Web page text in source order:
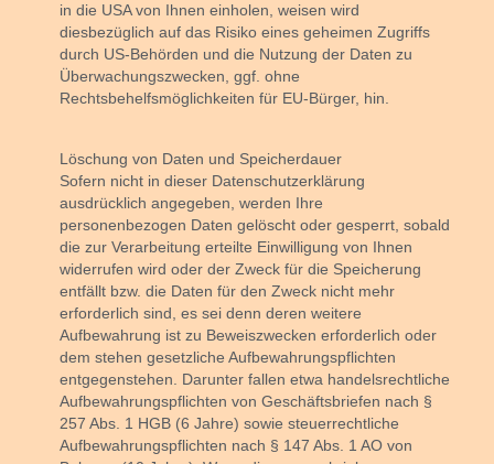
in die USA von Ihnen einholen, weisen wird
diesbezüglich auf das Risiko eines geheimen Zugriffs
durch US-Behörden und die Nutzung der Daten zu
Überwachungszwecken, ggf. ohne
Rechtsbehelfsmöglichkeiten für EU-Bürger, hin.
Löschung von Daten und Speicherdauer
Sofern nicht in dieser Datenschutzerklärung
ausdrücklich angegeben, werden Ihre
personenbezogen Daten gelöscht oder gesperrt, sobald
die zur Verarbeitung erteilte Einwilligung von Ihnen
widerrufen wird oder der Zweck für die Speicherung
entfällt bzw. die Daten für den Zweck nicht mehr
erforderlich sind, es sei denn deren weitere
Aufbewahrung ist zu Beweiszwecken erforderlich oder
dem stehen gesetzliche Aufbewahrungspflichten
entgegenstehen. Darunter fallen etwa handelsrechtliche
Aufbewahrungspflichten von Geschäftsbriefen nach §
257 Abs. 1 HGB (6 Jahre) sowie steuerrechtliche
Aufbewahrungspflichten nach § 147 Abs. 1 AO von